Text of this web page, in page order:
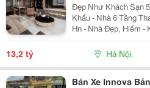
Đẹp Như Khách Sạn
Khẩu - Nhà 6 Tầng
Hn - Nhà Đẹp, Hiếm -
Doanh Bất Chấp, Ngõ
Máy. Dt 48M, Tổng 4
13,2 tỷ Hà Nội
Bán Xe Innova